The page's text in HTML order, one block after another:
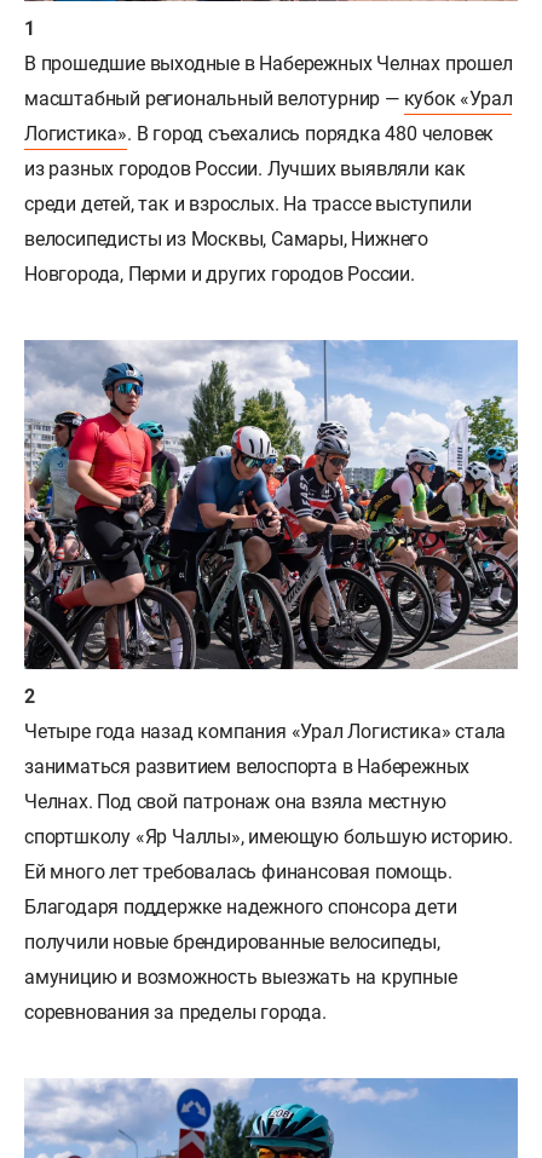
В прошедшие выходные в Набережных Челнах прошел
масштабный региональный велотурнир — кубок «Урал
Логистика». В город съехались порядка 480 человек
из разных городов России. Лучших выявляли как
среди детей, так и взрослых. На трассе выступили
велосипедисты из Москвы, Самары, Нижнего
Новгорода, Перми и других городов России.
Четыре года назад компания «Урал Логистика» стала
заниматься развитием велоспорта в Набережных
Челнах. Под свой патронаж она взяла местную
спортшколу «Яр Чаллы», имеющую большую историю.
Ей много лет требовалась финансовая помощь.
Благодаря поддержке надежного спонсора дети
получили новые брендированные велосипеды,
амуницию и возможность выезжать на крупные
соревнования за пределы города.